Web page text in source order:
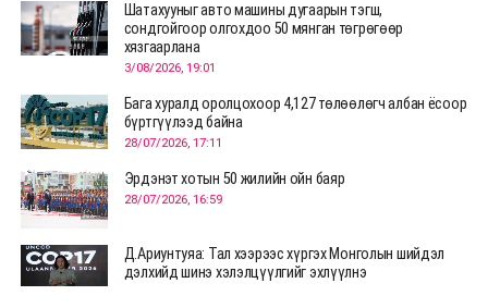
Шатахууныг авто машины дугаарын тэгш,
сондгойгоор олгохдоо 50 мянган төгрөгөөр
хязгаарлана
3/08/2026, 19:01
Бага хуралд оролцохоор 4,127 төлөөлөгч албан ёсоор
бүртгүүлээд байна
28/07/2026, 17:11
Эрдэнэт хотын 50 жилийн ойн баяр
28/07/2026, 16:59
Д.Ариунтуяа: Тал хээрээс хүргэх Монголын шийдэл
дэлхийд шинэ хэлэлцүүлгийг эхлүүлнэ